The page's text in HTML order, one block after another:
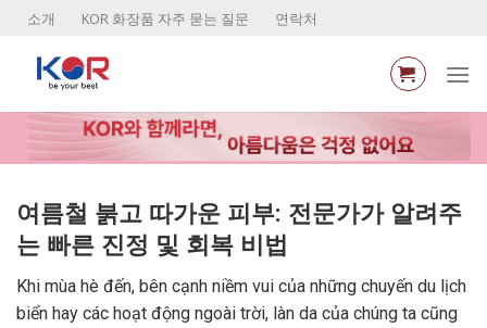
Skip
content
소개 KOR 화장품 자주 묻는 질문 연락처
여름철 붉고 따가운 피부: 전문가가 알려주
는 빠른 진정 및 회복 비법
Khi mùa hè đến, bên cạnh niềm vui của những chuyến du lịch
biển hay các hoạt động ngoài trời, làn da của chúng ta cũng